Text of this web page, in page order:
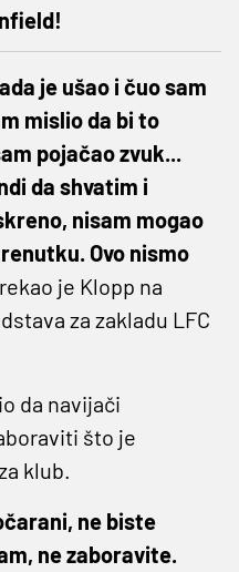
je ušao i čuo sam
mislio da bi to
pojačao zvuk...
da shvatim i
nisam mogao
Ovo nismo
je Klopp na
za zakladu LFC
da navijači
što je
klub.
ne biste
ne zaboravite.